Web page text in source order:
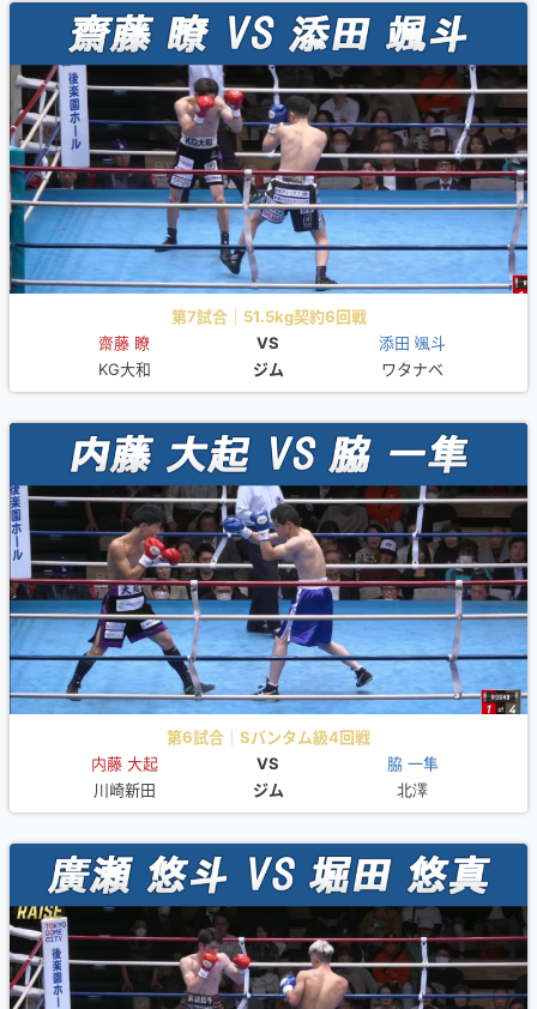
第7試合｜51.5kg契約6回戦
齋藤 瞭
VS
添田 颯斗
KG大和
ジム ワタナベ
第6試合｜Sバンタム級4回戦
内藤 大起
VS
脇 一隼
川崎新田
ジム 北澤